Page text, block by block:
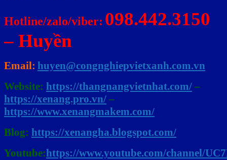
Hotline/zalo/viber: 098.442.3150
– Huyền
Email: huyen@congnghiepvietxanh.com.vn
Website: https://thangnangvietnhat.com/ –
https://xenang.pro.vn/ –
https://www.xenangmakem.com/
Blog: https://xenangha.blogspot.com/
Youtube:https://www.youtube.com/channel/